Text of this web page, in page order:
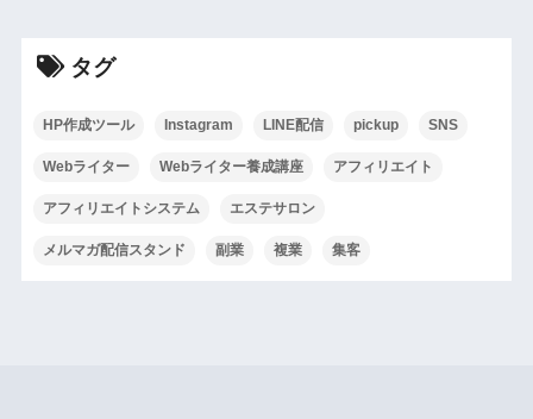
タグ
HP作成ツール Instagram LINE配信 pickup SNS
Webライター Webライター養成講座 アフィリエイト
アフィリエイトシステム エステサロン
メルマガ配信スタンド 副業 複業 集客